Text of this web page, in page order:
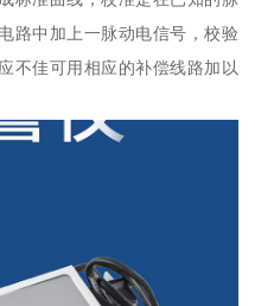
路中加上一脉动电信号，校验
不佳可用相应的补偿线路加以